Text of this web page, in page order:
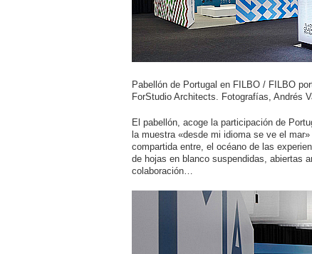
Pabellón de Portugal en FILBO / FILBO
ForStudio Architects. Fotografías, Andrés
El pabellón, acoge la participación de
la muestra «desde mi idioma se ve el
compartida entre, el océano de las
de hojas en blanco suspendidas, abiertas
colaboración…